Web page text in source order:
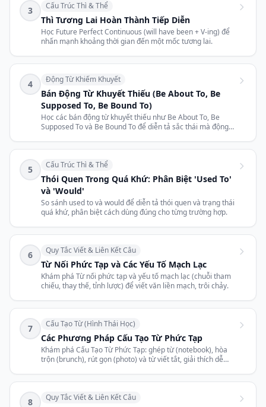
3 Cấu Trúc Thì & Thể
Thì Tương Lai Hoàn Thành Tiếp Diễn
Học Future Perfect Continuous (will have been + V-ing) để
nhấn mạnh khoảng thời gian đến một mốc tương lai.
4 Động Từ Khiếm Khuyết
Bán Động Từ Khuyết Thiếu (Be About To, Be
Supposed To, Be Bound To)
Học các bán động từ khuyết thiếu như Be About To, Be
Supposed To và Be Bound To để diễn tả sắc thái mà động
5 Cấu Trúc Thì & Thể
Thói Quen Trong Quá Khứ: Phân Biệt 'Used To'
và 'Would'
So sánh used to và would để diễn tả thói quen và trạng thái
quá khứ, phân biệt cách dùng đúng cho từng trường hợp.
6 Quy Tắc Viết & Liên Kết Câu
Từ Nối Phức Tạp và Các Yếu Tố Mạch Lạc
Khám phá Từ nối phức tạp và yếu tố mạch lạc (chuỗi tham
chiếu, thay thế, tỉnh lược) để viết văn liền mạch, trôi chảy.
7 Cấu Tạo Từ (Hình Thái Học)
Các Phương Pháp Cấu Tạo Từ Phức Tạp
Khám phá Cấu Tạo Từ Phức Tạp: ghép từ (notebook), hòa
trộn (brunch), rút gọn (photo) và từ viết tắt, giải thích dễ
8 Quy Tắc Viết & Liên Kết Câu